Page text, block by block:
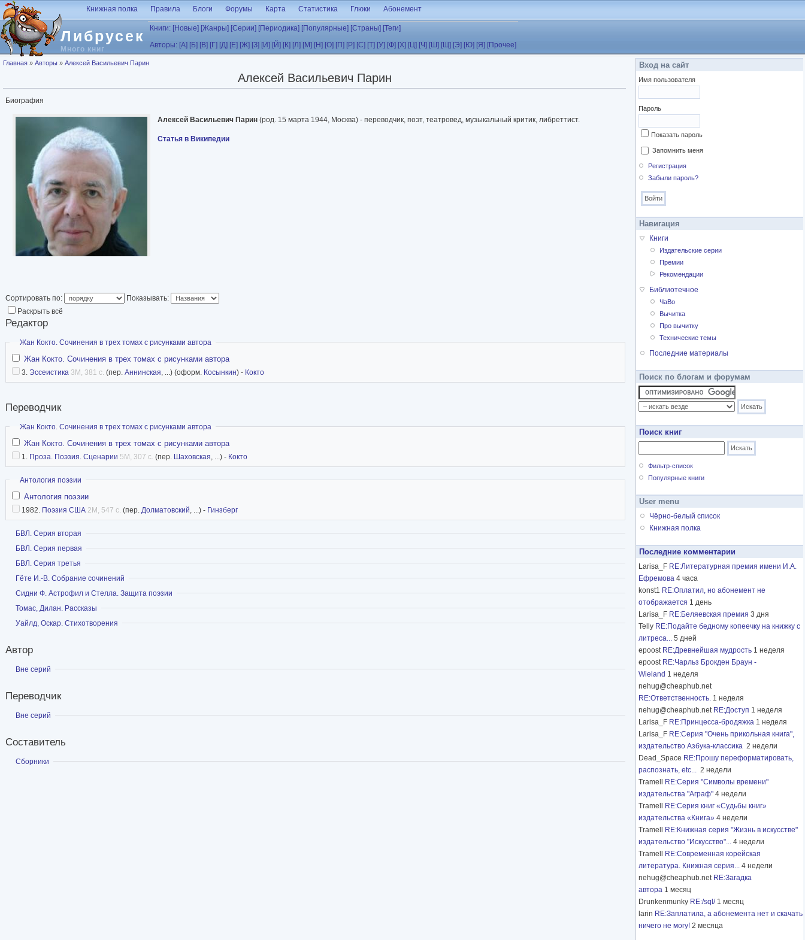
Перейти к основному содержанию
Либрусек
Много книг
Книжная полка Правила Блоги Форумы Карта Статистика Глюки Абонемент
Книги: [Новые] [Жанры] [Серии] [Периодика] [Популярные] [Страны] [Теги]
Авторы: [А] [Б] [В] [Г] [Д] [Е] [Ж] [З] [И] [Й] [К] [Л] [М] [Н] [О] [П] [Р] [С] [Т] [У] [Ф] [Х] [Ц] [Ч] [Ш] [Щ] [Э] [Ю] [Я] [Прочее]
Вы здесь
Главная » Авторы » Алексей Васильевич Парин
Алексей Васильевич Парин
Биография
Алексей Васильевич Парин (род. 15 марта 1944, Москва) - переводчик, поэт, театровед, музыкальный критик, либреттист.
Статья в Википедии
Сортировать по:
Показывать:
Раскрыть всё
Редактор
Скрыть
Жан Кокто. Сочинения в трех томах с рисунками автора
Жан Кокто. Сочинения в трех томах с рисунками автора
3. Эссеистика 3M, 381 с. (пер. Аннинская, ...) (оформ. Косынкин) - Кокто
Переводчик
Скрыть
Жан Кокто. Сочинения в трех томах с рисунками автора
Жан Кокто. Сочинения в трех томах с рисунками автора
1. Проза. Поэзия. Сценарии 5M, 307 с. (пер. Шаховская, ...) - Кокто
Скрыть
Антология поэзии
Антология поэзии
1982. Поэзия США 2M, 547 с. (пер. Долматовский, ...) - Гинзберг
Показать
БВЛ. Серия вторая
Показать
БВЛ. Серия первая
Показать
БВЛ. Серия третья
Показать
Гёте И.-В. Собрание сочинений
Показать
Сидни Ф. Астрофил и Стелла. Защита поэзии
Показать
Томас, Дилан. Рассказы
Показать
Уайлд, Оскар. Стихотворения
Автор
Показать
Вне серий
Переводчик
Показать
Вне серий
Составитель
Показать
Сборники
Вход на сайт
Имя пользователя
Пароль
Показать пароль
Запомнить меня
Регистрация
Забыли пароль?
Навигация
Книги
Издательские серии
Премии
Рекомендации
Библиотечное
ЧаВо
Вычитка
Про вычитку
Технические темы
Последние материалы
Поиск по блогам и форумам
Поиск книг
Фильтр-список
Популярные книги
User menu
Чёрно-белый список
Книжная полка
Последние комментарии
Larisa_F RE:Литературная премия имени И.А.
Ефремова 4 часа
konst1 RE:Оплатил, но абонемент не
отображается 1 день
Larisa_F RE:Беляевская премия 3 дня
Telly RE:Подайте бедному копеечку на книжку с
литреса... 5 дней
epoost RE:Древнейшая мудрость 1 неделя
epoost RE:Чарльз Брокден Браун -
Wieland 1 неделя
nehug@cheaphub.net
RE:Ответственность. 1 неделя
nehug@cheaphub.net RE:Доступ 1 неделя
Larisa_F RE:Принцесса-бродяжка 1 неделя
Larisa_F RE:Серия "Очень прикольная книга",
издательство Азбука-классика 2 недели
Dead_Space RE:Прошу переформатировать,
распознать, etc... 2 недели
Tramell
RE:Серия "Символы времени"
издательства "Аграф" 4 недели
Tramell
RE:Серия книг «Судьбы книг»
издательства «Книга» 4 недели
Tramell
RE:Книжная серия "Жизнь в искусстве"
издательство "Искусство"... 4 недели
Tramell
RE:Современная корейская
литература. Книжная серия... 4 недели
nehug@cheaphub.net RE:Загадка
автора 1 месяц
Drunkenmunky RE:/sql/ 1 месяц
larin RE:Заплатила, а абонемента нет и скачать
ничего не могу! 2 месяца